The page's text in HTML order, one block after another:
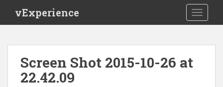
i
vExperience
Screen Shot 2015-10-26 at
22.42.09